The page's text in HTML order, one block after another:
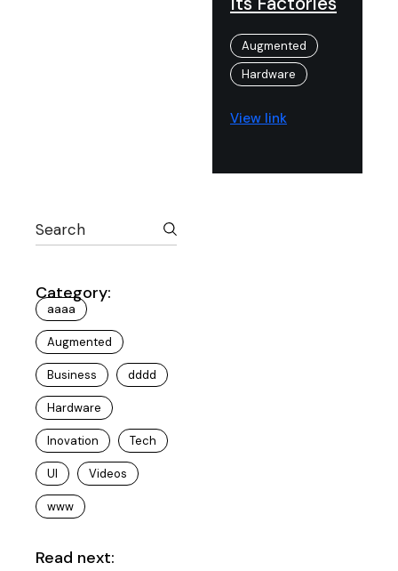
Augmented
Hardware
View link
Category:
aaaa
Augmented
Business dddd
Hardware
Inovation Tech
UI Videos
www
Read next: